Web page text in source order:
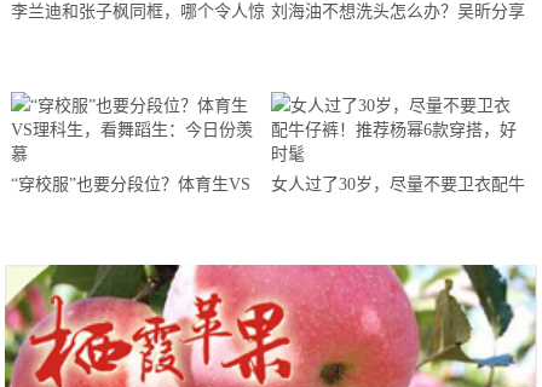
李兰迪和张子枫同框，哪个令人惊 刘海油不想洗头怎么办？吴昕分享
“穿校服”也要分段位？体育生VS
女人过了30岁，尽量不要卫衣配牛